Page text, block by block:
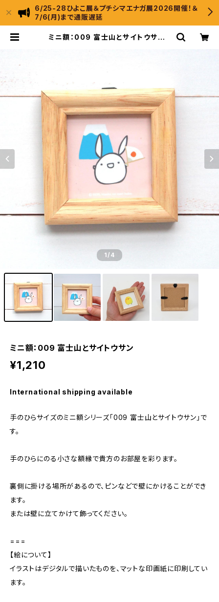
6/25-28ひよこ展＆プチシマエナガ展2026開催！＆
7/6(月)まで通販遅延
ミニ額：009 富士山とサイトウサン |
1/4
ミニ額：009 富士山とサイトウサン
¥1,210
International shipping available
手のひらサイズのミニ額シリーズ「009 富士山とサイトウサン」で
す。
手のひらにのる小さな額縁で貴方のお部屋を彩ります。
裏側に掛ける場所があるので、ピンなどで壁にかけることができ
ます。
または壁に立てかけて飾ってください。
===
【絵について】
イラストはデジタルで描いたものを、マットな印画紙に印刷してい
ます。